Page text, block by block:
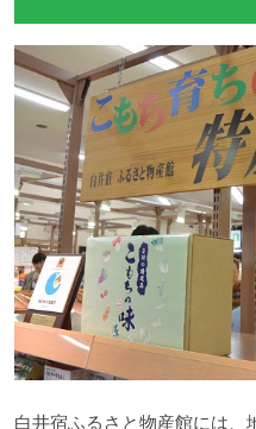
白井宿ふるさと物産館には、